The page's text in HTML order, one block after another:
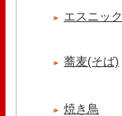
エスニック
蕎麦(そば)
焼き鳥